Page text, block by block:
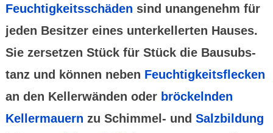
Feuchtig­keits­schäden sind unange­nehm für
jeden Besitzer eines unter­keller­ten Hauses.
Sie zersetzen Stück für Stück die Bausubs­
tanz und können neben Feuchtig­keits­flecken
an den Keller­wänden oder bröckelnden
Keller­mauern zu Schimmel- und Salzbildung